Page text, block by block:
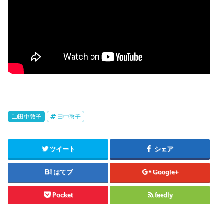
田中敦子 田中敦子
ツイート シェア
はてブ Google+
Pocket feedly